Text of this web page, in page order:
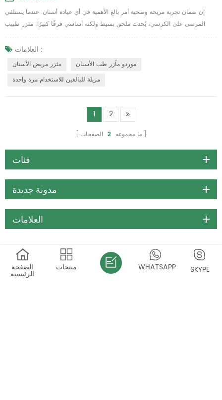
تعزيز راحة المريض وسلامته باستخدام المرايل المخصصة للاستخدام مرة
واحدة للبالغين من Telijie
المرضى على الكرسي، يُحدث ملحق بسيط ولكنه أساسي فرقًا كبيرًا: مئزر طبيب
الأسنان الواقي القابل للاستخدام مرة واحدة. فهو لا يحمي الملابس من تناثر السوائل
فحسب، بل يُطمئن المرضى أيضًا بأن راحتهم وسلامتهم هما أولويتهم القصوى. مريلة
للبالغين للاستخدام مرة واحدة يؤدي إدراجك في بروتوكول العلاج القياسي الخاص بك
موردو مآزر طب الأسنان
مريلة للبالغين للاستخدام مرة واحدة
فئات
مدونة جديدة
العلامات
الصفحة
الرئيسية
منتجات SKYPE
WHATSAPP